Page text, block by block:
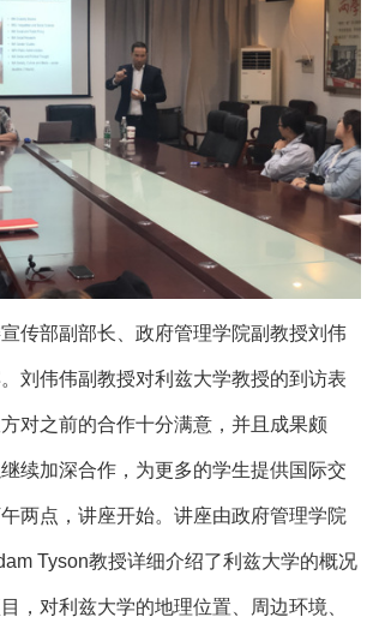
传部副部长、政府管理学院副教授刘伟
刘伟伟副教授对利兹大学教授的到访表
对之前的合作十分满意，并且成果颇
续加深合作，为更多的学生提供国际交
两点，讲座开始。 讲座由政府管理学院
Tyson教授详细介绍了利兹大学的概况
， 对利兹大学的地理位置、周边环境、